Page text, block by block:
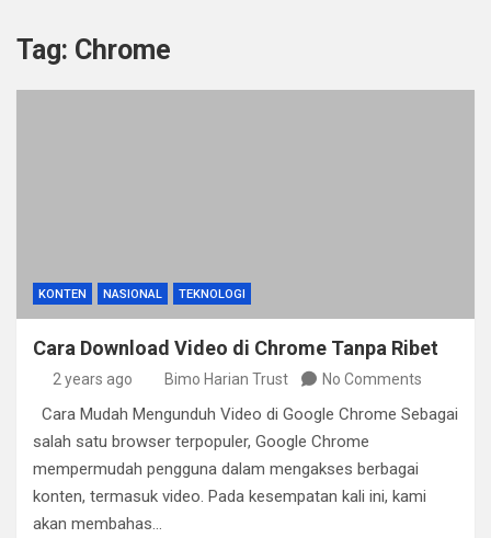
Tag: Chrome
KONTEN NASIONAL TEKNOLOGI
Cara Download Video di Chrome Tanpa Ribet
2 years ago Bimo Harian Trust No Comments
Cara Mudah Mengunduh Video di Google Chrome Sebagai
salah satu browser terpopuler, Google Chrome
mempermudah pengguna dalam mengakses berbagai
konten, termasuk video. Pada kesempatan kali ini, kami
akan membahas…